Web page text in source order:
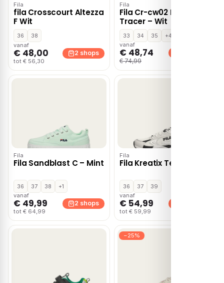
Fila
fila Crosscourt Altezza
F Wit
36
38
vanaf
€ 48,00
tot € 56,30
2 shops
Fila
Fila Cr-cw02 Ray
Tracer – Wit
33 34 35
+4
vanaf
€ 48,74
€ 74,99
Fila
Fila Sandblast C – Mint
36 37 38
+1
vanaf
€ 49,99
tot € 64,99
2 shops
Fila
Fila Kreatix Teens – Wit
36 37
39
vanaf
€ 54,99
tot € 59,99
−25%